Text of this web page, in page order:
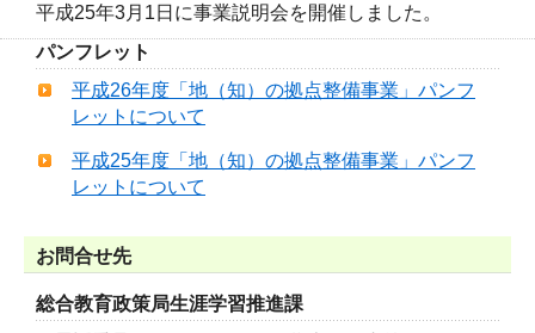
平成25年3月1日に事業説明会を開催しました。
パンフレット
平成26年度「地（知）の拠点整備事業」パンフ
レットについて
平成25年度「地（知）の拠点整備事業」パンフ
レットについて
お問合せ先
総合教育政策局生涯学習推進課